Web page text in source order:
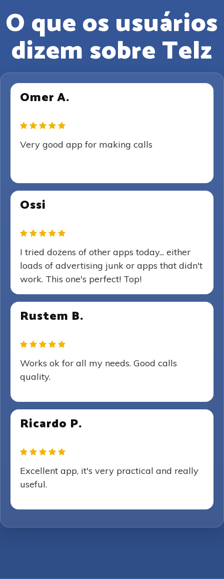
O que os usuários
dizem sobre Telz
Omer A.
Very good app for making calls
Ossi
I tried dozens of other apps today... either
loads of advertising junk or apps that didn't
work. This one's perfect! Top!
Rustem B.
Works ok for all my needs. Good calls
quality.
Ricardo P.
Excellent app, it's very practical and really
useful.